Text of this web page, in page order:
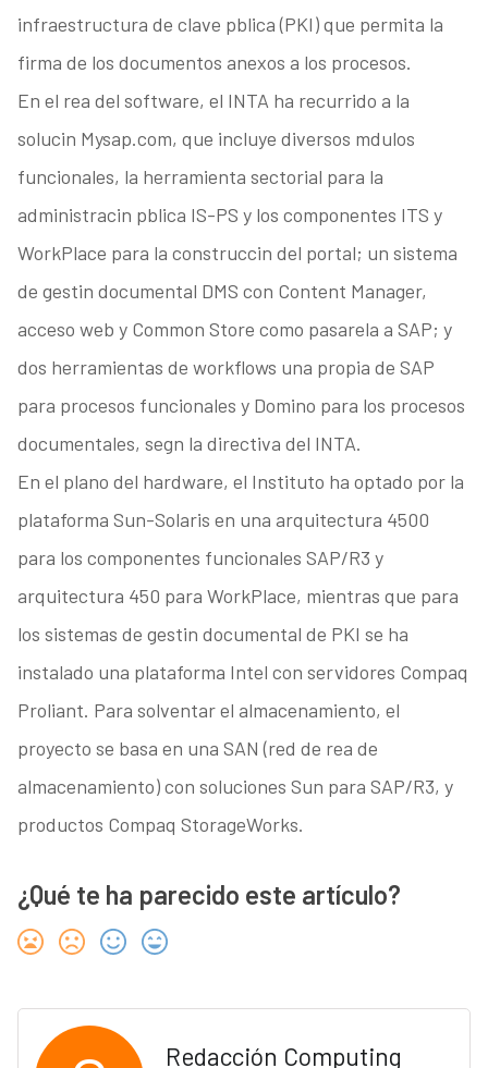
infraestructura de clave pblica (PKI) que permita la
firma de los documentos anexos a los procesos.
En el rea del software, el INTA ha recurrido a la
solucin Mysap.com, que incluye diversos mdulos
funcionales, la herramienta sectorial para la
administracin pblica IS-PS y los componentes ITS y
WorkPlace para la construccin del portal; un sistema
de gestin documental DMS con Content Manager,
acceso web y Common Store como pasarela a SAP; y
dos herramientas de workflows una propia de SAP
para procesos funcionales y Domino para los procesos
documentales, segn la directiva del INTA.
En el plano del hardware, el Instituto ha optado por la
plataforma Sun-Solaris en una arquitectura 4500
para los componentes funcionales SAP/R3 y
arquitectura 450 para WorkPlace, mientras que para
los sistemas de gestin documental de PKI se ha
instalado una plataforma Intel con servidores Compaq
Proliant. Para solventar el almacenamiento, el
proyecto se basa en una SAN (red de rea de
almacenamiento) con soluciones Sun para SAP/R3, y
productos Compaq StorageWorks.
¿Qué te ha parecido este artículo?
Redacción Computing